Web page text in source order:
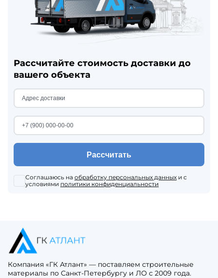
Рассчитайте стоимость доставки до
вашего объекта
Рассчитать
Соглашаюсь на обработку персональных данных и с
условиями политики конфиденциальности
Компания «ГК Атлант» — поставляем строительные
материалы по Санкт-Петербургу и ЛО с 2009 года.